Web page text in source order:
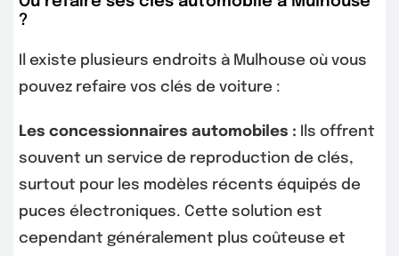
?
Il existe plusieurs endroits à Mulhouse où vous
pouvez refaire vos clés de voiture :
Les concessionnaires automobiles : Ils offrent
souvent un service de reproduction de clés,
surtout pour les modèles récents équipés de
puces électroniques. Cette solution est
cependant généralement plus coûteuse et